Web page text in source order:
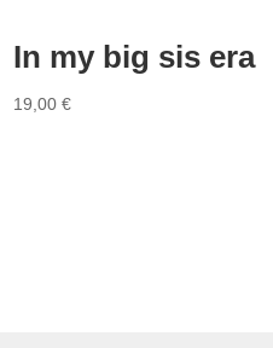
In my big sis era
19,00 €